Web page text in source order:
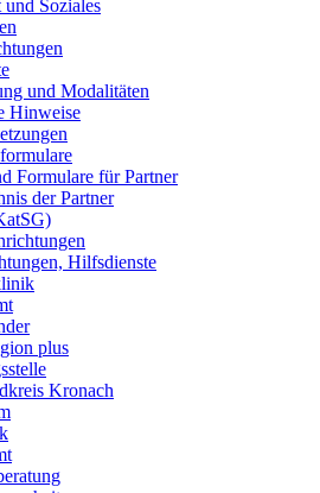
Soziales
und Modalitäten
Hinweise
Formulare für Partner
der Partner
Hilfsdienste
plus
Kronach